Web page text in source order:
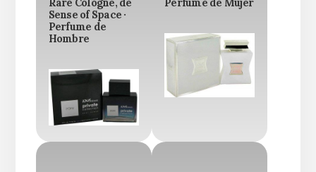
Rare Cologne, de
Sense of Space ·
Perfume de
Hombre
Perfume de Mujer